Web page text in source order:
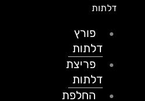
דלתות
פורץ
דלתות
פריצת
דלתות
החלפת